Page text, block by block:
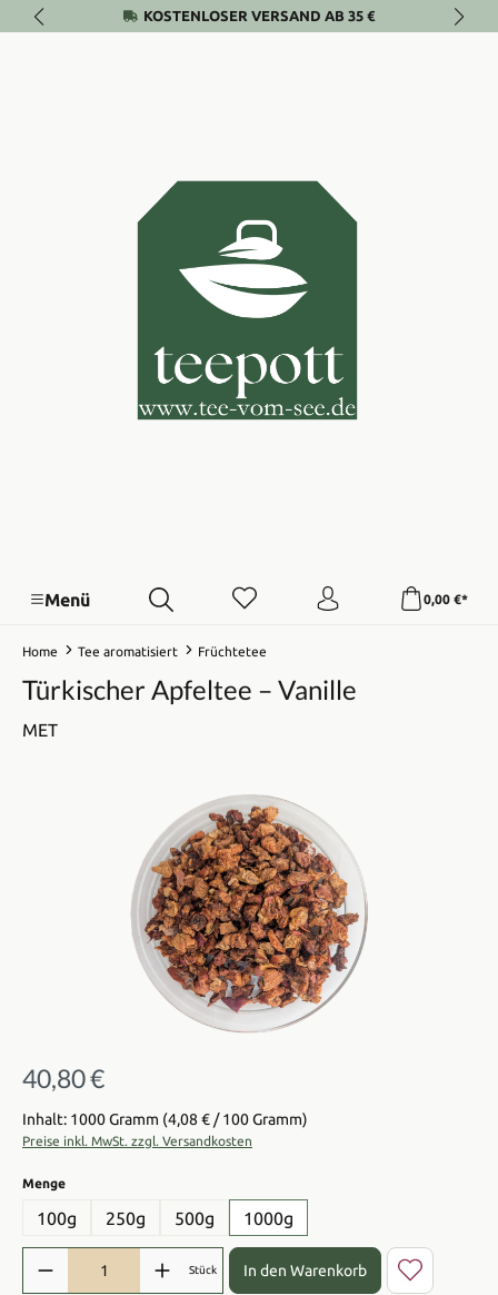
Zum Hauptinhalt springenKOSTENLOSER VERSAND AB 35 €
Menü 0,00 €*
Home Tee aromatisiert Früchtetee
Türkischer Apfeltee – Vanille
MET
Bildergalerie überspringen
Regulärer Preis:
40,80 €
Inhalt: 1000 Gramm (4,08 € / 100 Gramm)
Preise inkl. MwSt. zzgl. Versandkosten
Mengeauswählen
100g 250g 500g 1000g
Produkt Anzahl: Gib den gewünschten Wert ein oder benutze die
Stück In den Warenkorb